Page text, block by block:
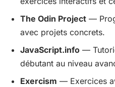
The Odin Project —
avec projets concrets.
JavaScript.info —
débutant au niveau
Exercism — Exercices